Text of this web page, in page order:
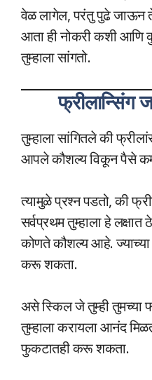
वेळ लागेल, परंतु पुढे जाऊन
आता ही नोकरी कशी आणि
तुम्हाला सांगतो.
फ्रीलान्सिंग
तुम्हाला सांगितले की
आपले कौशल्य विकून पैसे
त्यामुळे प्रश्न पडतो, की
सर्वप्रथम तुम्हाला हे
कोणते कौशल्य आहे. ज्याच्या
करू शकता.
असे स्किल जे तुम्ही
तुम्हाला करायला आनंद
फुकटातही करू शकता.